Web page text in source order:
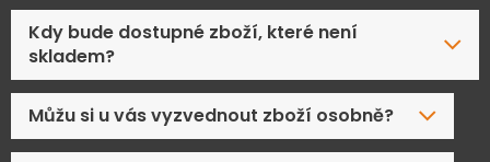
Kdy bude dostupné zboží, které není
skladem?
Můžu si u vás vyzvednout zboží osobně?